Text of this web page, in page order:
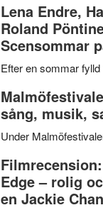
Trustorhärvan
–
fascinerande,
spännande
ger
mycket
att
på
Lena Endre,
Roland
Scensommar
Efter en sommar
sång, musik,
Under
Edge – rolig
en Jackie